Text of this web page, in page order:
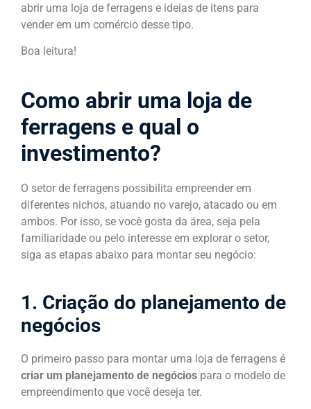
abrir uma loja de ferragens e ideias de itens para
vender em um comércio desse tipo.
Boa leitura!
Como abrir uma loja de
ferragens e qual o
investimento?
O setor de ferragens possibilita empreender em
diferentes nichos, atuando no varejo, atacado ou em
ambos. Por isso, se você gosta da área, seja pela
familiaridade ou pelo interesse em explorar o setor,
siga as etapas abaixo para montar seu negócio:
1. Criação do planejamento de
negócios
O primeiro passo para montar uma loja de ferragens é
criar um planejamento de negócios para o modelo de
empreendimento que você deseja ter.